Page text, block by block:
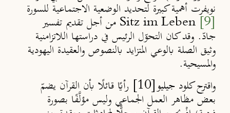
نويفرت أهمية كبيرة لتحديد الوضعية الاجتماعية للسورة
[9]
Sitz im Leben منأجل تقديم تفسير
جادّ. وقد كان التحوّل الرئيس في دراستها اللاتزامنية
وثيق الصلة بالوعي المتزايد بالنصوص والعقيدة اليهودية
والمسيحية.
واقترح كلود جيليو[10] رأيًا قائلًا بأن القرآن يضمّ
بعض مظاهر العمل الجماعي وليس مؤلَّفًا بصورة